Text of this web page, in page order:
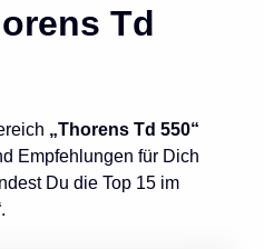
Td
„Thorens Td 550“
Empfehlungen für Dich
Du die Top 15 im